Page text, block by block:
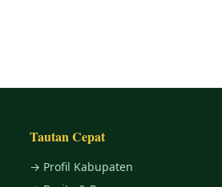
Tautan Cepat
→ Profil Kabupaten